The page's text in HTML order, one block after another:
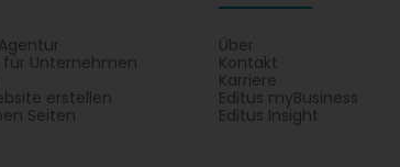
für Unternehmen
erstellen
Seiten
Über
Kontakt
Karriere
Editus myBusiness
Editus Insight